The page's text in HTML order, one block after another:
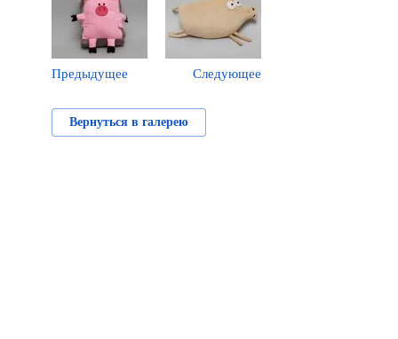
Предыдущее Следующее
Вернуться в галерею